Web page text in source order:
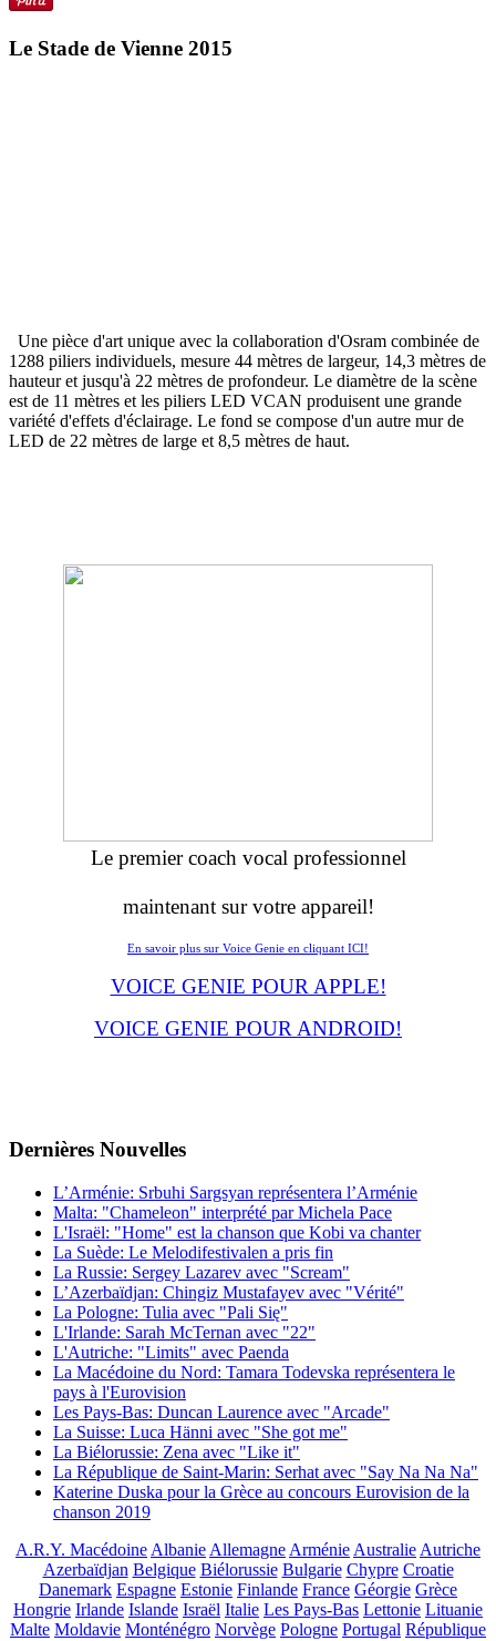
Le Stade de Vienne 2015
Une pièce d'art unique avec la collaboration d'Osram combinée de
1288 piliers individuels, mesure 44 mètres de largeur, 14,3 mètres de
hauteur et jusqu'à 22 mètres de profondeur. Le diamètre de la scène
est de 11 mètres et les piliers LED VCAN produisent une grande
variété d'effets d'éclairage. Le fond se compose d'un autre mur de
LED de 22 mètres de large et 8,5 mètres de haut.
Le premier coach vocal professionnel
maintenant sur votre appareil!
En savoir plus sur Voice Genie en cliquant ICI!
VOICE GENIE POUR APPLE!
VOICE GENIE POUR ANDROID!
Dernières Νouvelles
L’Arménie: Srbuhi Sargsyan représentera l’Arménie
Malta: "Chameleon" interprété par Michela Pace
L'Israël: "Home" est la chanson que Kobi va chanter
La Suède: Le Melodifestivalen a pris fin
La Russie: Sergey Lazarev avec "Scream"
L’Azerbaïdjan: Chingiz Mustafayev avec "Vérité"
La Pologne: Tulia avec "Pali Się"
L'Irlande: Sarah McTernan avec "22"
L'Autriche: "Limits" avec Paenda
La Macédoine du Nord: Tamara Todevska représentera le
pays à l'Eurovision
Les Pays-Bas: Duncan Laurence avec "Arcade"
La Suisse: Luca Hänni avec "She got me"
La Biélorussie: Zena avec "Like it"
La République de Saint-Marin: Serhat avec "Say Na Na Na"
Katerine Duska pour la Grèce au concours Eurovision de la
chanson 2019
A.R.Y. Macédoine Albanie Allemagne Arménie Australie Autriche
Azerbaïdjan Belgique Biélorussie Bulgarie Chypre Croatie
Danemark Espagne Estonie Finlande France Géorgie Grèce
Hongrie Irlande Islande Israël Italie Les Pays-Bas Lettonie Lituanie
Malte Moldavie Monténégro Norvège Pologne Portugal République